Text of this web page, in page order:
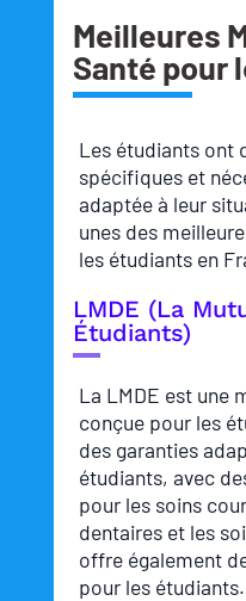
Meilleures
Santé pour
Les étudiants ont
spécifiques et
adaptée à leur
unes des
les étudiants en
LMDE (La
Étudiants)
La LMDE est une
conçue pour les
des garanties
étudiants, avec
pour les soins
dentaires et les
offre également
pour les étudiants.